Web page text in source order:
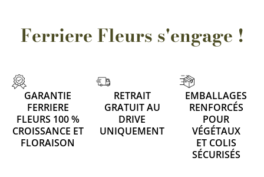
Ferriere Fleurs s'engage !
GARANTIE
FERRIERE
FLEURS 100 %
CROISSANCE ET
FLORAISON
RETRAIT
GRATUIT AU
DRIVE
UNIQUEMENT
EMBALLAGES
RENFORCÉS
POUR
VÉGÉTAUX
ET COLIS
SÉCURISÉS